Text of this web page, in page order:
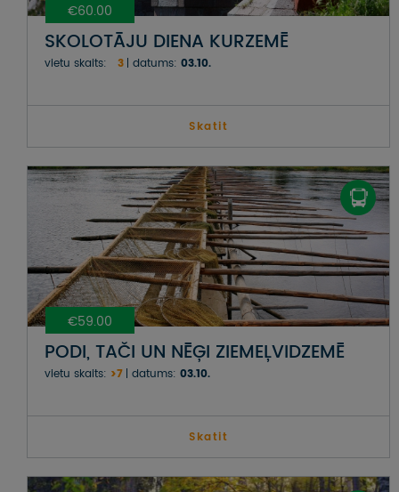
€60.00
SKOLOTĀJU DIENA KURZEMĒ
vietu skaits: 3 datums: 03.10.
Skatit
€59.00
PODI, TAČI UN NĒĢI ZIEMEĻVIDZEMĒ
vietu skaits: >7 datums: 03.10.
Skatit